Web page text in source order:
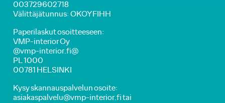
003729602718
Välittäjätunnus: OKOYFIHH
Paperilaskut osoitteeseen:
VMP-interior Oy
@vmp-interior.fi@
PL 1000
00781 HELSINKI
Kysy skannauspalvelun osoite:
asiakaspalvelu@vmp-interior.fi tai